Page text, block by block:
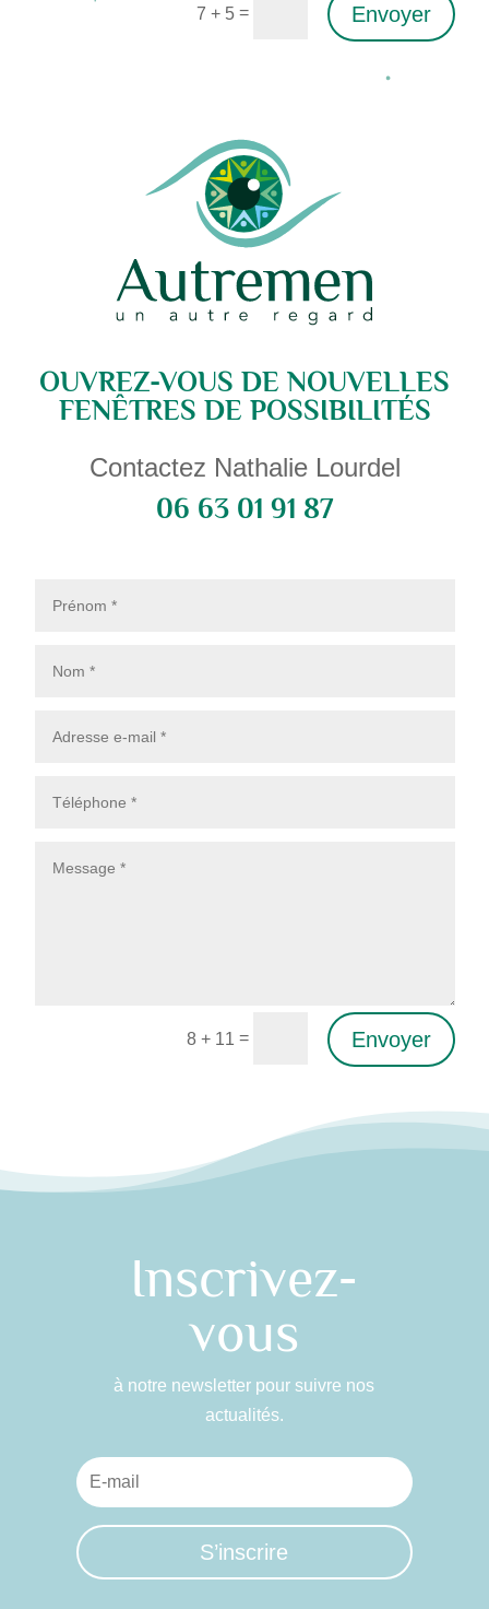
7 + 5= Envoyer
OUVREZ-VOUS DE NOUVELLES
FENÊTRES DE POSSIBILITÉS
Contactez Nathalie Lourdel
06 63 01 91 87
8 + 11 = Envoyer
Inscrivez-
vous
à notre newsletter pour suivre nos
actualités.
S’inscrire